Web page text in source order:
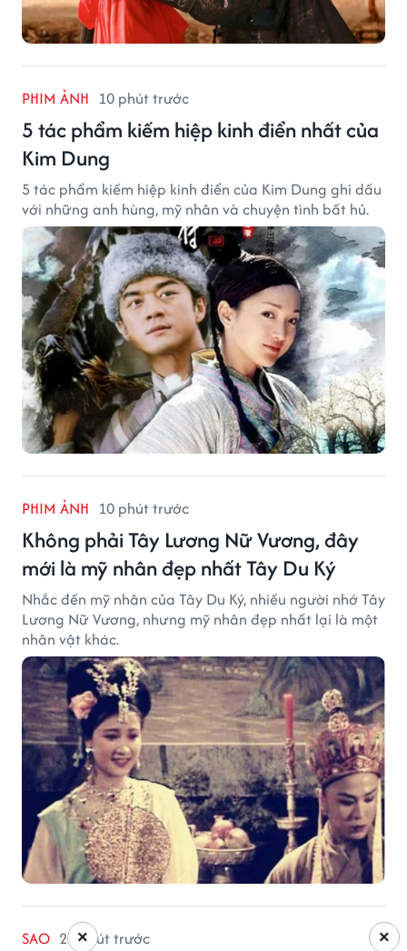
PHIM ẢNH 10 phút trước
5 tác phẩm kiếm hiệp kinh điển nhất của
Kim Dung
5 tác phẩm kiếm hiệp kinh điển của Kim Dung ghi dấu
với những anh hùng, mỹ nhân và chuyện tình bất hủ.
PHIM ẢNH 10 phút trước
Không phải Tây Lương Nữ Vương, đây
mới là mỹ nhân đẹp nhất Tây Du Ký
Nhắc đến mỹ nhân của Tây Du Ký, nhiều người nhớ Tây
Lương Nữ Vương, nhưng mỹ nhân đẹp nhất lại là một
nhân vật khác.
SAO 26 phút trước ×
×